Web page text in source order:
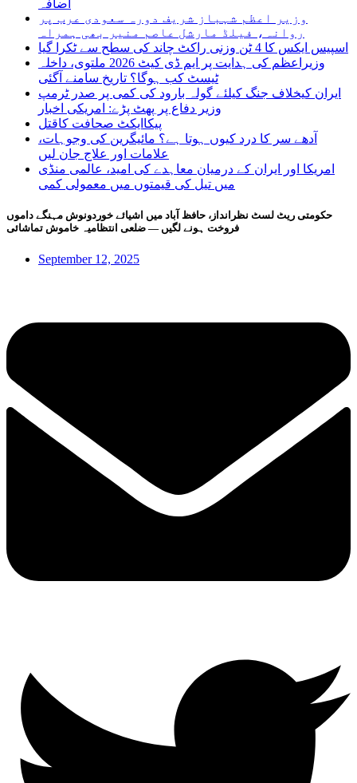
اضافہ
وزیر اعظم شہباز شریف دورہ سعودی عرب پر
روانہ، فیلڈ مارشل عاصم منیر بھی ہمراہ
اسپیس ایکس کا 4 ٹن وزنی راکٹ چاند کی سطح سے ٹکرا گیا
وزیراعظم کی ہدایت پر ایم ڈی کیٹ 2026 ملتوی، داخلہ
ٹیسٹ کب ہوگا؟ تاریخ سامنے آگئی
ایران کیخلاف جنگ کیلئے گولہ بارود کی کمی پر صدر ٹرمپ
وزیر دفاع پر پھٹ پڑے: امریکی اخبار
پیکاایکٹ صحافت کاقتل
آدھے سر کا درد کیوں ہوتا ہے؟ مائیگرین کی وجوہات،
علامات اور علاج جان لیں
امریکا اور ایران کے درمیان معاہدے کی امید، عالمی منڈی
میں تیل کی قیمتوں میں معمولی کمی
حکومتی ریٹ لسٹ نظرانداز، حافظ آباد میں اشیائے خوردونوش مہنگے داموں
فروخت ہونے لگیں — ضلعی انتظامیہ خاموش تماشائی
September 12, 2025